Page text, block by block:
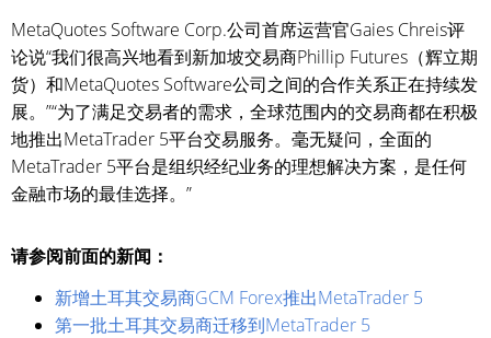
MetaQuotes Software Corp.公司首席运营官Gaies Chreis评
论说“我们很高兴地看到新加坡交易商Phillip Futures（辉立期
货）和MetaQuotes Software公司之间的合作关系正在持续发
展。”“为了满足交易者的需求，全球范围内的交易商都在积极
地推出MetaTrader 5平台交易服务。毫无疑问，全面的
MetaTrader 5平台是组织经纪业务的理想解决方案，是任何
金融市场的最佳选择。”
请参阅前面的新闻：
新增土耳其交易商GCM Forex推出MetaTrader 5
第一批土耳其交易商迁移到MetaTrader 5